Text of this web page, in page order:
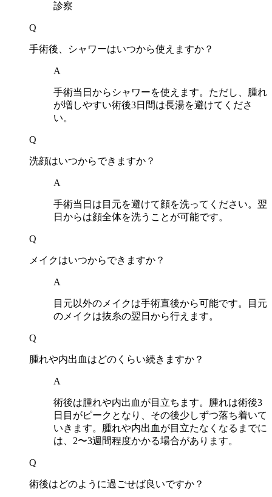
診察
Q
手術後、シャワーはいつから使えますか？
A
手術当日からシャワーを使えます。ただし、腫れ
が増しやすい術後3日間は長湯を避けてくださ
い。
Q
洗顔はいつからできますか？
A
手術当日は目元を避けて顔を洗ってください。翌
日からは顔全体を洗うことが可能です。
Q
メイクはいつからできますか？
A
目元以外のメイクは手術直後から可能です。目元
のメイクは抜糸の翌日から行えます。
Q
腫れや内出血はどのくらい続きますか？
A
術後は腫れや内出血が目立ちます。腫れは術後3
日目がピークとなり、その後少しずつ落ち着いて
いきます。腫れや内出血が目立たなくなるまでに
は、2〜3週間程度かかる場合があります。
Q
術後はどのように過ごせば良いですか？